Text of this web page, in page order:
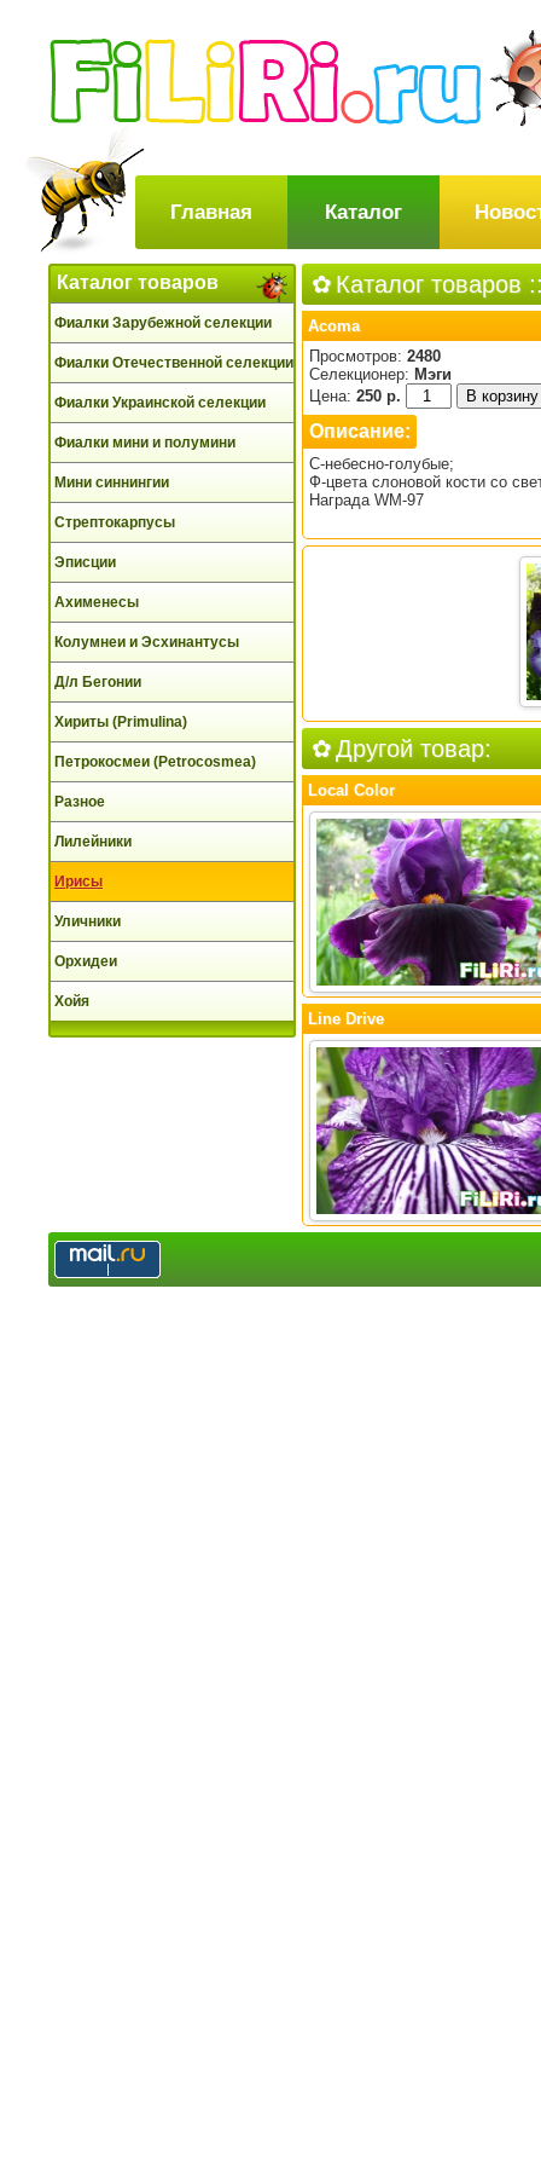
Главная Каталог
Каталог товаров
Фиалки Зарубежной селекции
Фиалки Отечественной селекции
Фиалки Украинской селекции
Фиалки мини и полумини
Мини синнингии
Стрептокарпусы
Эписции
Ахименесы
Колумнеи и Эсхинантусы
Д/л Бегонии
Хириты (Primulina)
Петрокосмеи (Petrocosmea)
Разное
Лилейники
Ирисы
Уличники
Орхидеи
Хойя
Каталог товаров
Acoma
Просмотров: 2480
Селекционер: Мэги
Цена: 250 р.
Описание:
С-небесно-голубые;
Ф-цвета слоновой кости со
Награда WM-97
Другой товар:
Local Color
Line Drive